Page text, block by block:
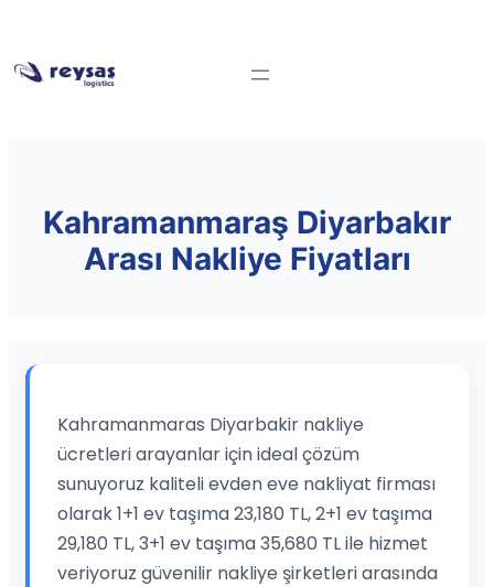
Kahramanmaraş Diyarbakır
Arası Nakliye Fiyatları
Kahramanmaras Diyarbakir nakliye
ücretleri arayanlar için ideal çözüm
sunuyoruz kaliteli evden eve nakliyat firması
olarak 1+1 ev taşıma 23,180 TL, 2+1 ev taşıma
29,180 TL, 3+1 ev taşıma 35,680 TL ile hizmet
veriyoruz güvenilir nakliye şirketleri arasında